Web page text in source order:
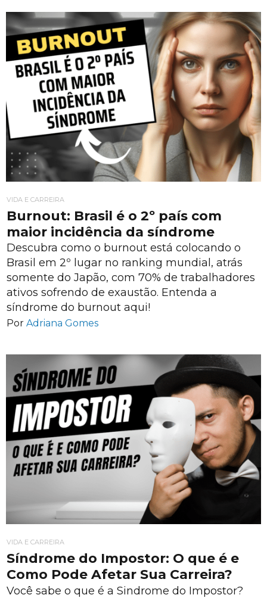
VIDA E CARREIRA
Burnout: Brasil é o 2º país com
maior incidência da síndrome
Descubra como o burnout está colocando o
Brasil em 2º lugar no ranking mundial, atrás
somente do Japão, com 70% de trabalhadores
ativos sofrendo de exaustão. Entenda a
síndrome do burnout aqui!
Por Adriana Gomes
VIDA E CARREIRA
Síndrome do Impostor: O que é e
Como Pode Afetar Sua Carreira?
Você sabe o que é a Sindrome do Impostor?